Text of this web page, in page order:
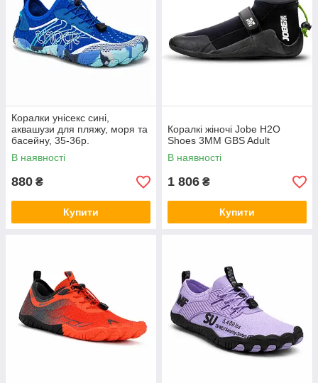
Коралки унісекс сині,
аквашузи для пляжу, моря та
басейну, 35-36р.
В наявності
880 ₴
Купити
Коралкі жіночі Jobe H2O
Shoes 3MM GBS Adult
В наявності
1 806 ₴
Купити